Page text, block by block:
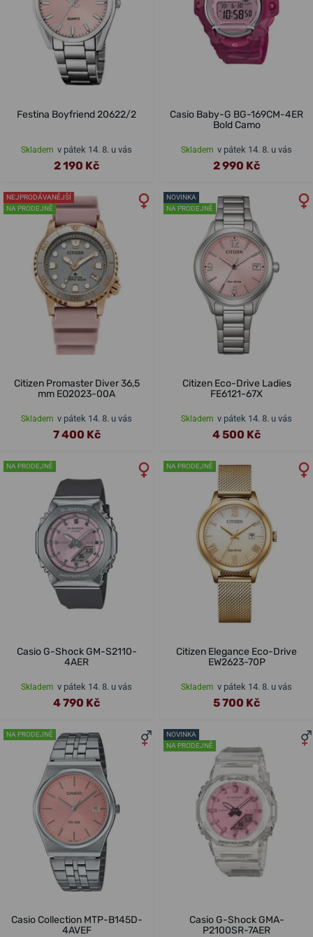
Festina Boyfriend 20622/2
Skladem v pátek 14. 8. u vás
2 190 Kč
Casio Baby-G BG-169CM-4ER
Bold Camo
Skladem v pátek 14. 8. u vás
2 990 Kč
NEJPRODÁVANĚJŠÍ
NA PRODEJNĚ
Citizen Promaster Diver 36,5
mm EO2023-00A
Skladem v pátek 14. 8. u vás
7 400 Kč
NOVINKA
NA PRODEJNĚ
Citizen Eco-Drive Ladies
FE6121-67X
Skladem v pátek 14. 8. u vás
4 500 Kč
NA PRODEJNĚ
Casio G-Shock GM-S2110-
4AER
Skladem v pátek 14. 8. u vás
4 790 Kč
NA PRODEJNĚ
Citizen Elegance Eco-Drive
EW2623-70P
Skladem v pátek 14. 8. u vás
5 700 Kč
NA PRODEJNĚ
Casio Collection MTP-B145D-
4AVEF
NOVINKA
NA PRODEJNĚ
Casio G-Shock GMA-
P2100SR-7AER